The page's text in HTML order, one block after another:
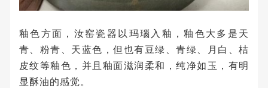
釉色方面，汝窑瓷器以玛瑙入釉，釉色大多是天
青、粉青、天蓝色，但也有豆绿、青绿、月白、桔
皮纹等釉色，并且釉面滋润柔和，纯净如玉，有明
显酥油的感觉。